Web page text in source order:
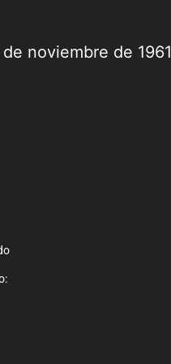
noviembre de 1961